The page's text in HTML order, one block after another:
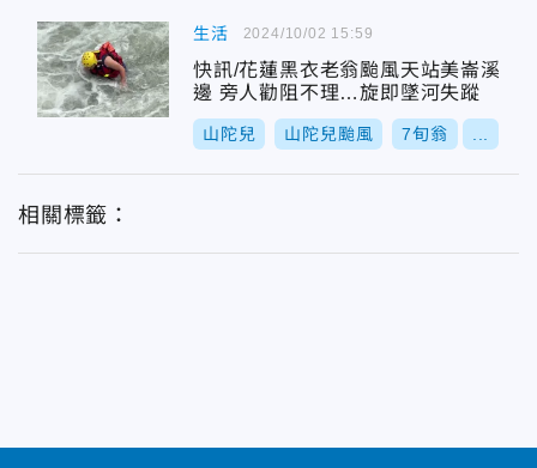
生活
快訊/花蓮黑衣老翁颱風天站美崙溪
邊 旁人勸阻不理…旋即墜河失蹤
山陀兒 山陀兒颱風 7旬翁
2024/10/02 15:59
相關標籤：